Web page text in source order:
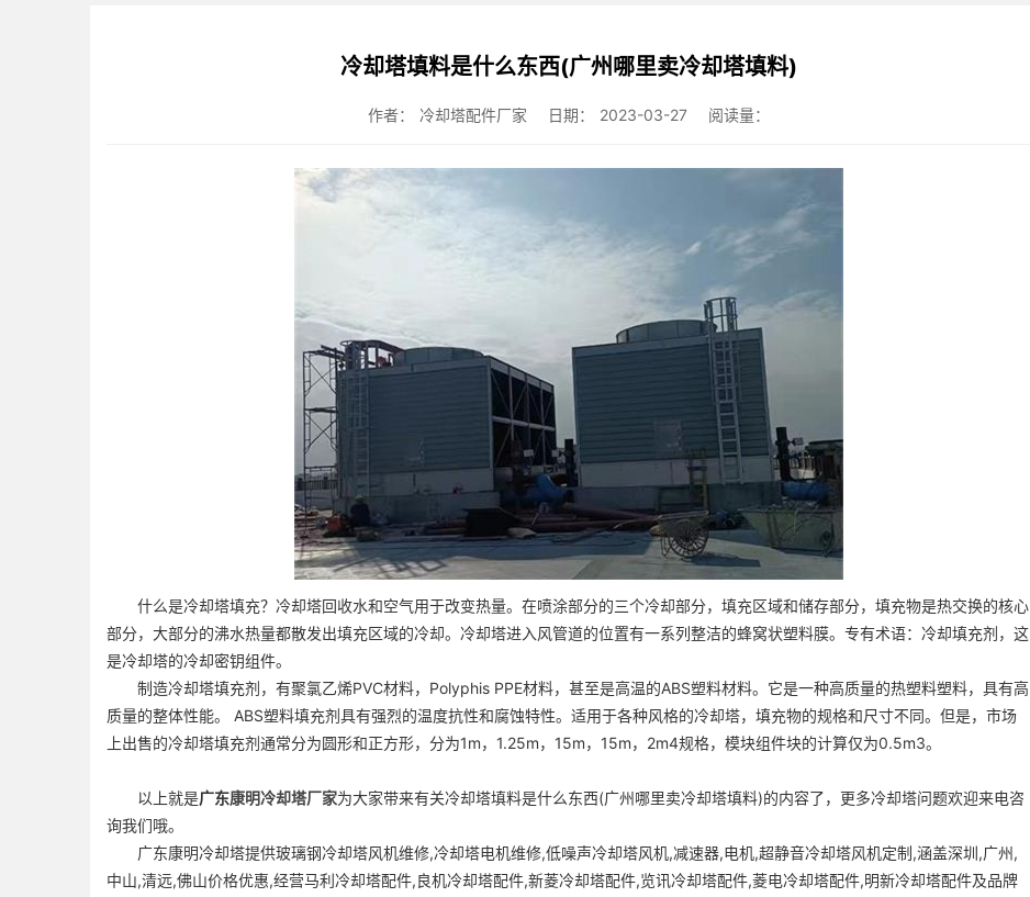
冷却塔填料是什么东西(广州哪里卖冷却塔填料)
作者： 冷却塔配件厂家 日期： 2023-03-27 阅读量：
什么是冷却塔填充？冷却塔回收水和空气用于改变热量。在喷涂部分的三个冷却部分，填充区域和储存部分，填充物是热交换的核心
部分，大部分的沸水热量都散发出填充区域的冷却。冷却塔进入风管道的位置有一系列整洁的蜂窝状塑料膜。专有术语：冷却填充剂，这
是冷却塔的冷却密钥组件。
制造冷却塔填充剂，有聚氯乙烯PVC材料，Polyphis PPE材料，甚至是高温的ABS塑料材料。它是一种高质量的热塑料塑料，具有高
质量的整体性能。 ABS塑料填充剂具有强烈的温度抗性和腐蚀特性。适用于各种风格的冷却塔，填充物的规格和尺寸不同。但是，市场
上出售的冷却塔填充剂通常分为圆形和正方形，分为1m，1.25m，15m，15m，2m4规格，模块组件块的计算仅为0.5m3。
以上就是广东康明冷却塔厂家为大家带来有关冷却塔填料是什么东西(广州哪里卖冷却塔填料)的内容了，更多冷却塔问题欢迎来电咨
询我们哦。
广东康明冷却塔提供玻璃钢冷却塔风机维修,冷却塔电机维修,低噪声冷却塔风机,减速器,电机,超静音冷却塔风机定制,涵盖深圳,广州,
中山,清远,佛山价格优惠,经营马利冷却塔配件,良机冷却塔配件,新菱冷却塔配件,览讯冷却塔配件,菱电冷却塔配件,明新冷却塔配件及品牌